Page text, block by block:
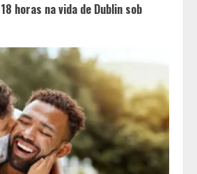
horas na vida de Dublin sob